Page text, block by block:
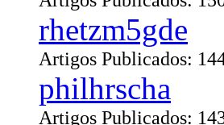
rhetzm5gde
Artigos Publicados:
philhrscha
Artigos Publicados: